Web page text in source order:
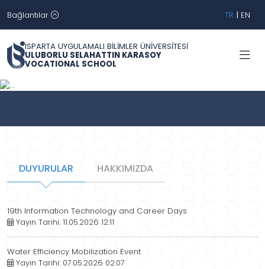
Bağlantılar TR | EN
ISPARTA UYGULAMALI BİLİMLER ÜNİVERSİTESİ
ULUBORLU SELAHATTIN KARASOY
VOCATIONAL SCHOOL
Geri İleri
DUYURULAR HAKKIMIZDA
19th Information Technology and Career Days
Yayın Tarihi: 11.05.2026 12:11
Water Efficiency Mobilization Event
Yayın Tarihi: 07.05.2026 02:07